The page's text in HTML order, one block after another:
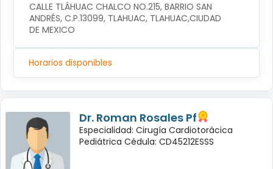
CALLE TLÁHUAC CHALCO NO.215, BARRIO SAN
ANDRÉS, C.P.13099, TLAHUAC, TLAHUAC,CIUDAD
DE MEXICO
Horarios disponibles
Dr. Roman Rosales Pf
Especialidad: Cirugía Cardiotorácica
Pediátrica Cédula: CD45212ESSS